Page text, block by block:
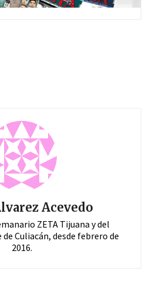
Acevedo
ZETA Tijuana y del
Culiacán, desde febrero de
2016.